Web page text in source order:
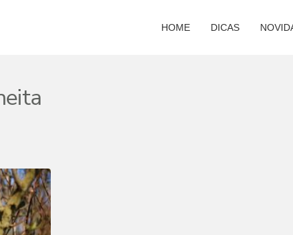
HOME DICAS